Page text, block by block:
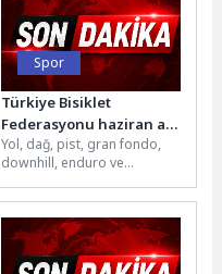
Spor
Türkiye Bisiklet
Federasyonu haziran ayı
takvimi
Yol, dağ, pist, gran fondo,
downhill, enduro ve
Avrupa ve Balkan
Şampiyonaları, Dünya...